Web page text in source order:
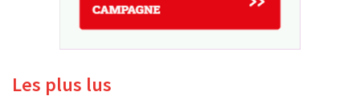
Les plus lus